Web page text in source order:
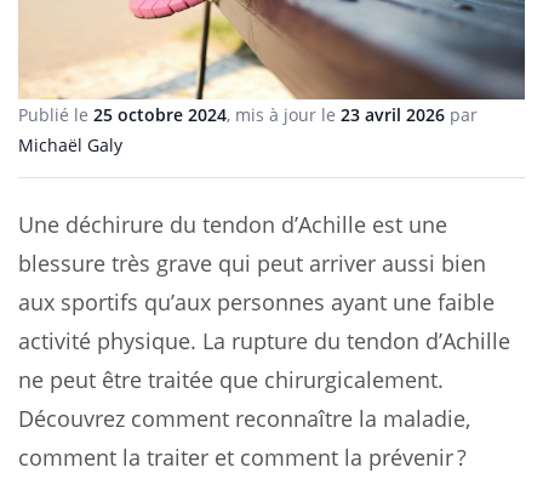
Publié le 25 octobre 2024, mis à jour le 23 avril 2026 par
Michaël Galy
Une déchirure du tendon d’Achille est une
blessure très grave qui peut arriver aussi bien
aux sportifs qu’aux personnes ayant une faible
activité physique. La rupture du tendon d’Achille
ne peut être traitée que chirurgicalement.
Découvrez comment reconnaître la maladie,
comment la traiter et comment la prévenir ?